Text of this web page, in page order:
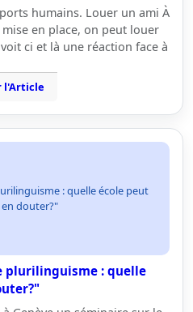
humains. Louer un ami À
en place, on peut louer
ci et là une réaction face à
l'Article
: quelle école peut
douter?"
plurilinguisme : quelle